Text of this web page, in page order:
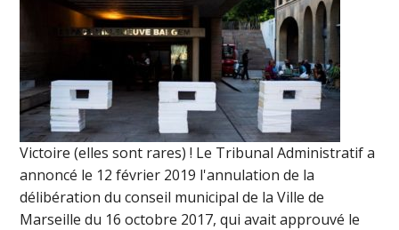
Victoire (elles sont rares) ! Le Tribunal Administratif a
annoncé le 12 février 2019 l'annulation de la
délibération du conseil municipal de la Ville de
Marseille du 16 octobre 2017, qui avait approuvé le